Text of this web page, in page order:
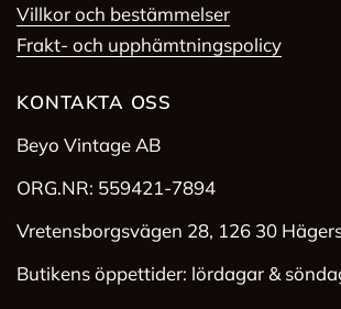
Villkor och bestämmelser
Frakt- och upphämtningspolicy
KONTAKTA OSS
Beyo Vintage AB
ORG.NR: 559421-7894
Vretensborgsvägen 28, 126 30
Butikens öppettider: lördagar &